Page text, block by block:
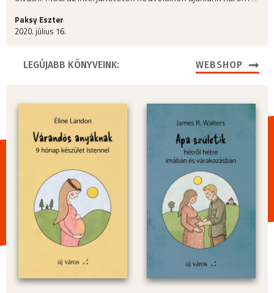
Paksy Eszter
2020. július 16.
LEGÚJABB KÖNYVEINK: WEBSHOP